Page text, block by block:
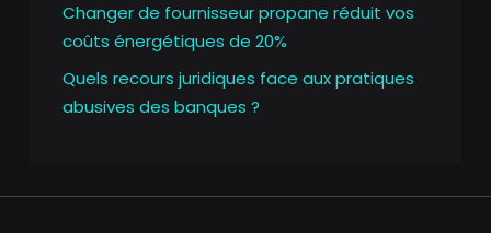
Changer de fournisseur propane réduit vos
coûts énergétiques de 20%
Quels recours juridiques face aux pratiques
abusives des banques ?